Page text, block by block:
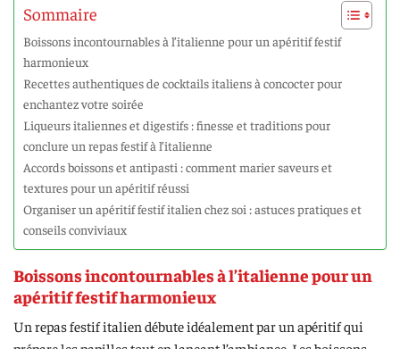
Sommaire
Boissons incontournables à l’italienne pour un apéritif festif
harmonieux
Recettes authentiques de cocktails italiens à concocter pour
enchantez votre soirée
Liqueurs italiennes et digestifs : finesse et traditions pour
conclure un repas festif à l’italienne
Accords boissons et antipasti : comment marier saveurs et
textures pour un apéritif réussi
Organiser un apéritif festif italien chez soi : astuces pratiques et
conseils conviviaux
Boissons incontournables à l’italienne pour un
apéritif festif harmonieux
Un repas festif italien débute idéalement par un apéritif qui